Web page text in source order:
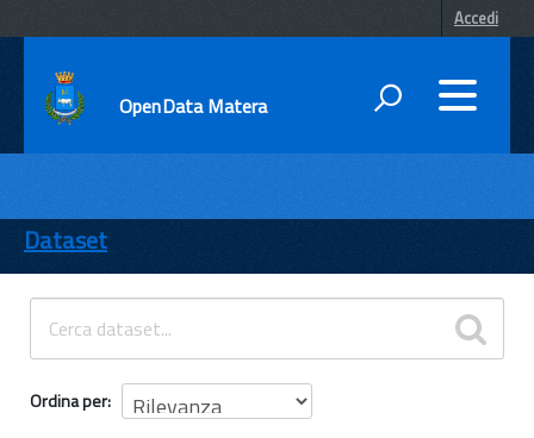
Accedi
OpenData Matera
ENTI
TEMI
INFORMAZIONI
Dataset
Ordina per